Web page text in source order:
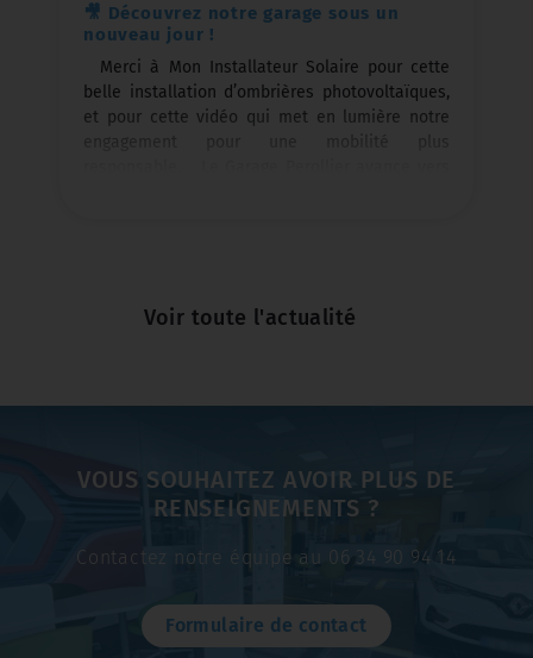
🎥 Découvrez notre garage sous un
nouveau jour !
Merci à Mon Installateur Solaire pour cette
belle installation d’ombrières photovoltaïques,
et pour cette vidéo qui met en lumière notre
Voir toute l'actualité
VOUS SOUHAITEZ AVOIR PLUS DE
RENSEIGNEMENTS ?
Contactez notre équipe au 06 34 90 94 14
Formulaire de contact